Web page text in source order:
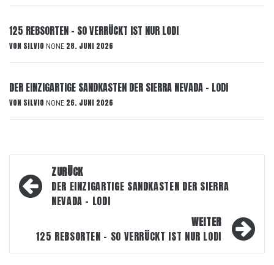
125 REBSORTEN – SO VERRÜCKT IST NUR LODI
VON SILVIO NONE 28. JUNI 2026
DER EINZIGARTIGE SANDKASTEN DER SIERRA NEVADA – LODI
VON SILVIO NONE 26. JUNI 2026
Beitragsnavigation
ZURÜCK
DER EINZIGARTIGE SANDKASTEN DER SIERRA
NEVADA – LODI
WEITER
125 REBSORTEN – SO VERRÜCKT IST NUR LODI